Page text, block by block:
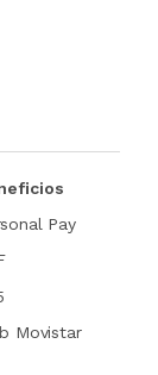
Pay
Movistar